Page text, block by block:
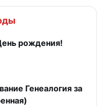
рождения!
Генеалогия за